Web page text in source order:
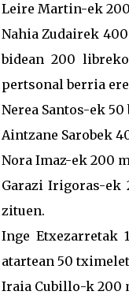
Leire Martin-ek
Nahia Zudairek
bidean 200
pertsonal berria
Nerea Santos-ek
Aintzane Sarobek
Nora Imaz-ek 200
Garazi Irigoras-ek
zituen.
Inge Etxezarretak
atartean 50
Iraia Cubillo-k 200